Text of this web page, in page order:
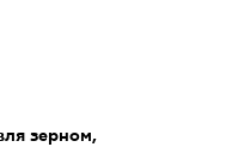
зерном,